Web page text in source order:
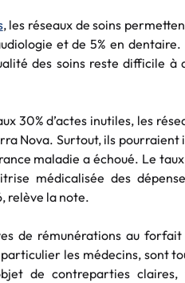
, les réseaux de soins
et de 5% en
des soins reste difficile à
30% d’actes inutiles, les
Nova. Surtout, ils
maladie a échoué. Le
médicalisée des
relève la note.
de rémunérations au
les médecins, sont
de contreparties